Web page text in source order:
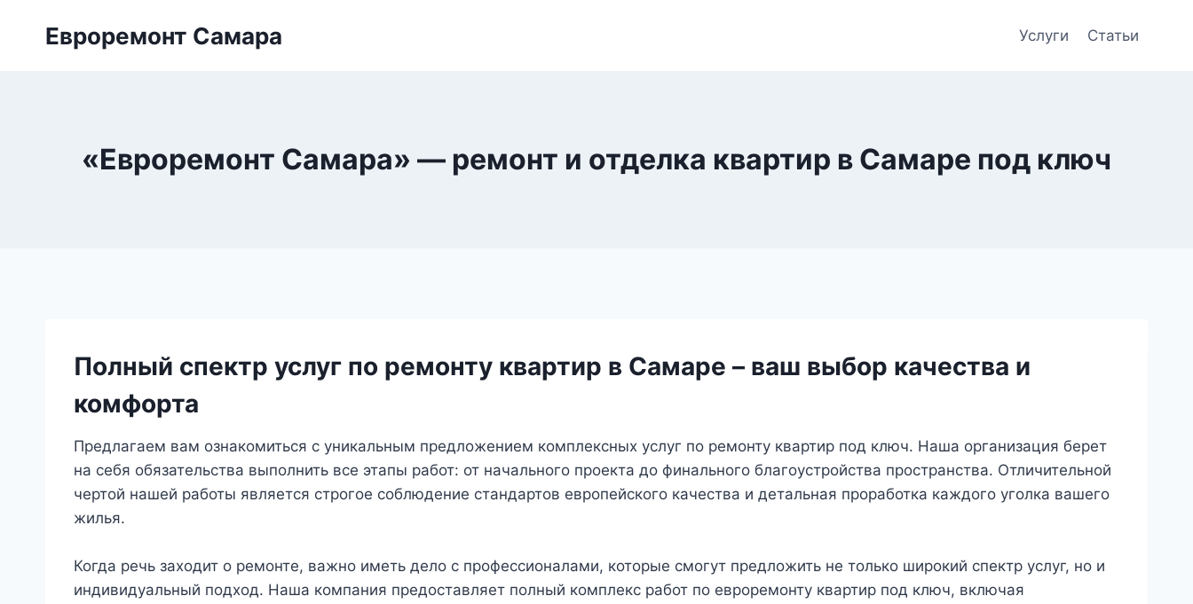
Евроремонт Самара Услуги Статьи
«Евроремонт Самара» — ремонт и отделка квартир в Самаре под ключ
Полный спектр услуг по ремонту квартир в Самаре – ваш выбор качества и
комфорта
Предлагаем вам ознакомиться с уникальным предложением комплексных услуг по ремонту квартир под ключ. Наша организация берет
на себя обязательства выполнить все этапы работ: от начального проекта до финального благоустройства пространства. Отличительной
чертой нашей работы является строгое соблюдение стандартов европейского качества и детальная проработка каждого уголка вашего
жилья.
Когда речь заходит о ремонте, важно иметь дело с профессионалами, которые смогут предложить не только широкий спектр услуг, но и
индивидуальный подход. Наша компания предоставляет полный комплекс работ по евроремонту квартир под ключ, включая